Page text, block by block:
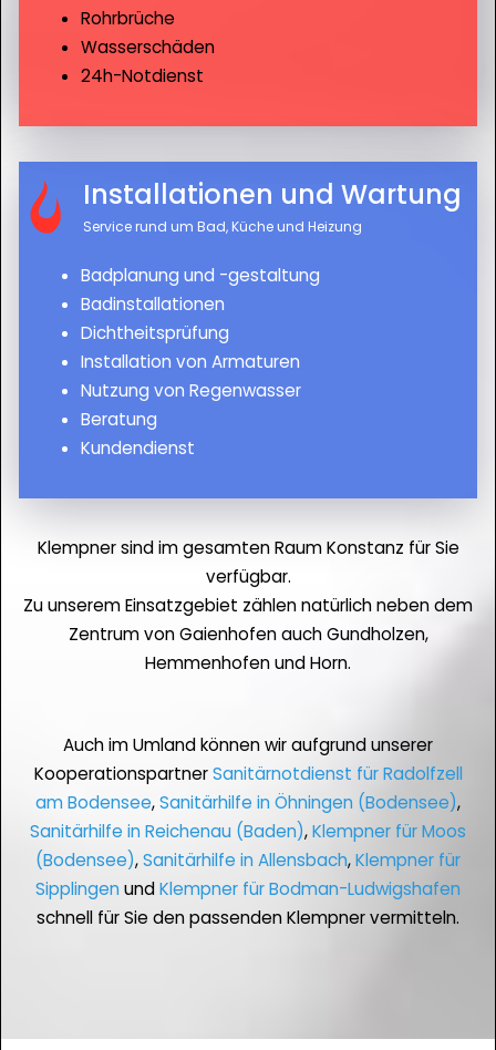
Rohrbrüche
Wasserschäden
24h-Notdienst
Installationen und Wartung
Service rund um Bad, Küche und Heizung
Badplanung und -gestaltung
Badinstallationen
Dichtheitsprüfung
Installation von Armaturen
Nutzung von Regenwasser
Beratung
Kundendienst
Klempner sind im gesamten Raum Konstanz für Sie
verfügbar.
Zu unserem Einsatzgebiet zählen natürlich neben dem
Zentrum von Gaienhofen auch Gundholzen,
Hemmenhofen und Horn.
Auch im Umland können wir aufgrund unserer
KooperationspartnerSanitärnotdienst für Radolfzell
am Bodensee,Sanitärhilfe in Öhningen (Bodensee),
Sanitärhilfe in Reichenau (Baden),Klempner für Moos
(Bodensee),Sanitärhilfe in Allensbach,Klempner für
Sipplingen undKlempner für Bodman-Ludwigshafen
schnell für Sie den passenden Klempner vermitteln.